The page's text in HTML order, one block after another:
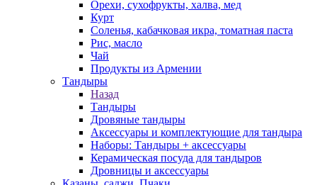
Орехи, сухофрукты, халва, мед
Курт
Соленья, кабачковая икра, томатная паста
Рис, масло
Чай
Продукты из Армении
Тандыры
Назад
Тандыры
Дровяные тандыры
Аксессуары и комплектующие для тандыра
Наборы: Тандыры + аксессуары
Керамическая посуда для тандыров
Дровницы и аксессуары